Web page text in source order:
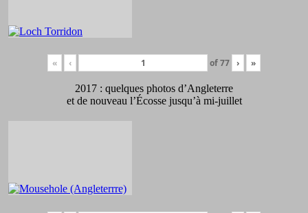
« ‹ of77 › »
2017 : quelques photos d’Angleterre
et de nouveau l’Écosse jusqu’à mi-juillet